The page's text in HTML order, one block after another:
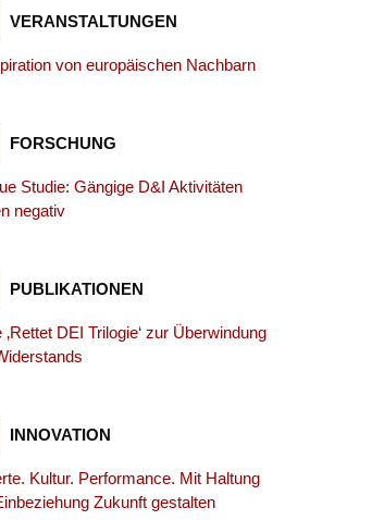
VERANSTALTUNGEN
von europäischen Nachbarn
FORSCHUNG
Studie: Gängige D&I Aktivitäten
negativ
PUBLIKATIONEN
‚Rettet DEI Trilogie‘ zur Überwindung
INNOVATION
Kultur. Performance. Mit Haltung
Zukunft gestalten